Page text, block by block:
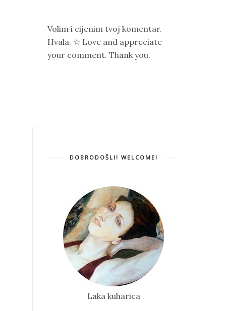
Volim i cijenim tvoj komentar.
Hvala. ☆ Love and appreciate
your comment. Thank you.
DOBRODOŠLI! WELCOME!
Laka kuharica